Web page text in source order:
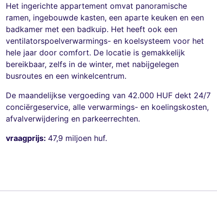
Het ingerichte appartement omvat panoramische
ramen, ingebouwde kasten, een aparte keuken en een
badkamer met een badkuip. Het heeft ook een
ventilatorspoelverwarmings- en koelsysteem voor het
hele jaar door comfort. De locatie is gemakkelijk
bereikbaar, zelfs in de winter, met nabijgelegen
busroutes en een winkelcentrum.
De maandelijkse vergoeding van 42.000 HUF dekt 24/7
conciërgeservice, alle verwarmings- en koelingskosten,
afvalverwijdering en parkeerrechten.
vraagprijs: 47,9 miljoen huf.